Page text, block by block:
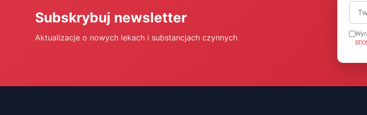
Subskrybuj newsletter
Aktualizacje o nowych lekach i substancjach czynnych